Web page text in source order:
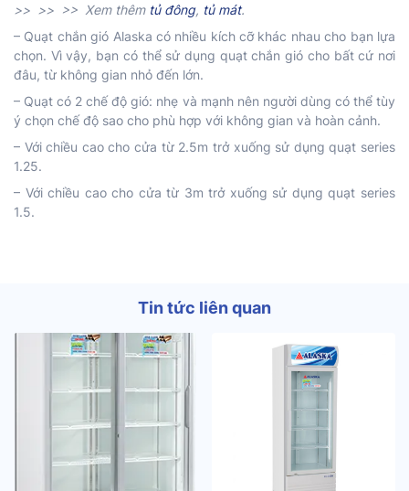
>> >> >> Xem thêm tủ đông, tủ mát.
– Quạt chắn gió Alaska có nhiều kích cỡ khác nhau cho bạn lựa
chọn. Vì vậy, bạn có thể sử dụng quạt chắn gió cho bất cứ nơi
đâu, từ không gian nhỏ đến lớn.
– Quạt có 2 chế độ gió: nhẹ và mạnh nên người dùng có thể tùy
ý chọn chế độ sao cho phù hợp với không gian và hoàn cảnh.
– Với chiều cao cho cửa từ 2.5m trở xuống sử dụng quạt series
1.25.
– Với chiều cao cho cửa từ 3m trở xuống sử dụng quạt series
1.5.
Tin tức liên quan